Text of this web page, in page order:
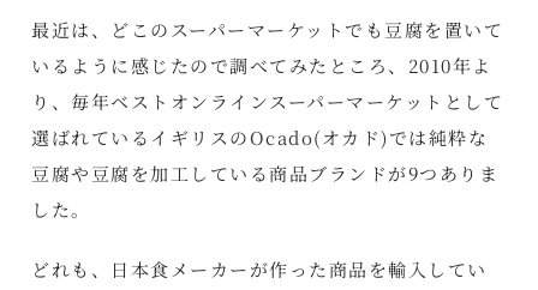
最近は、どこのスーパーマーケットでも豆腐を置いて
いるように感じたので調べてみたところ、2010年よ
り、毎年ベストオンラインスーパーマーケットとして
選ばれているイギリスのOcado(オカド)では純粋な
豆腐や豆腐を加工している商品ブランドが9つありま
した。
どれも、日本食メーカーが作った商品を輸入してい